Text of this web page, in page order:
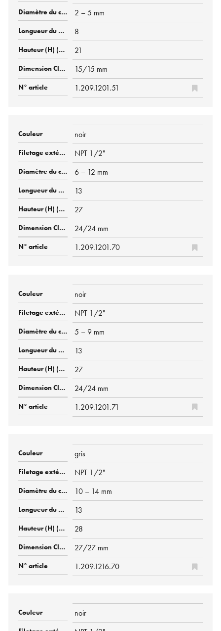
2 – 5 mm
8
21
15/15 mm
1.209.1201.51
noir
NPT 1/2"
6 – 12 mm
13
27
24/24 mm
1.209.1201.70
noir
NPT 1/2"
5 – 9 mm
13
27
24/24 mm
1.209.1201.71
gris
NPT 1/2"
10 – 14 mm
13
28
27/27 mm
1.209.1216.70
noir